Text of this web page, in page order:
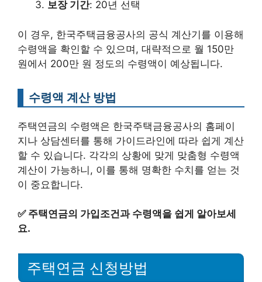
보장 기간: 20년 선택
이 경우, 한국주택금융공사의 공식 계산기를 이용해
수령액을 확인할 수 있으며, 대략적으로 월 150만
원에서 200만 원 정도의 수령액이 예상됩니다.
수령액 계산 방법
주택연금의 수령액은 한국주택금융공사의 홈페이
지나 상담센터를 통해 가이드라인에 따라 쉽게 계산
할 수 있습니다. 각각의 상황에 맞게 맞춤형 수령액
계산이 가능하니, 이를 통해 명확한 수치를 얻는 것
이 중요합니다.
✅ 주택연금의 가입조건과 수령액을 쉽게 알아보세
요.
주택연금 신청방법